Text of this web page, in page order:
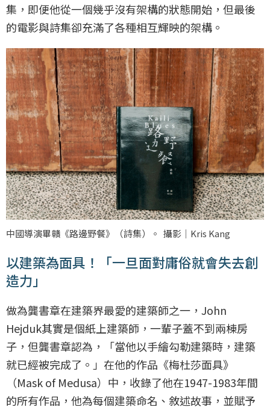
集，即便他從一個幾乎沒有架構的狀態開始，但最後
的電影與詩集卻充滿了各種相互輝映的架構。
中國導演畢贛《路邊野餐》（詩集）。 攝影｜Kris Kang
以建築為面具！「一旦面對庸俗就會失去創
造力」
做為龔書章在建築界最愛的建築師之一，John
Hejduk其實是個紙上建築師，一輩子蓋不到兩棟房
子，但龔書章認為，「當他以手繪勾勒建築時，建築
就已經被完成了。」在他的作品《梅杜莎面具》
（Mask of Medusa）中，收錄了他在1947-1983年間
的所有作品，他為每個建築命名、敘述故事，並賦予